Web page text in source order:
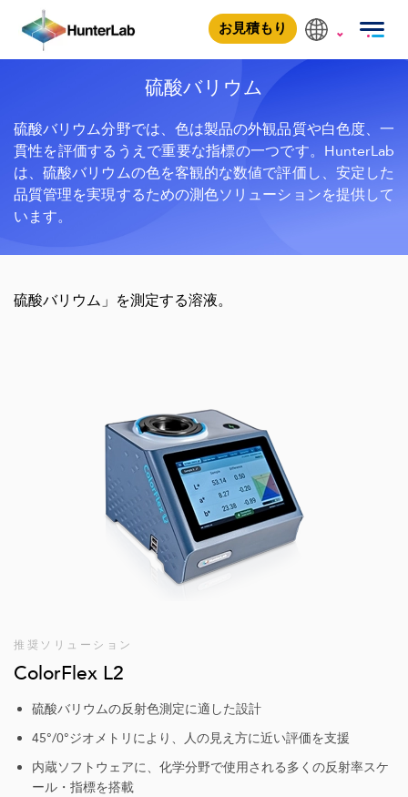
お見積もり
BaS04（硫酸バリウム）
硫酸バリウム
硫酸バリウム分野では、色は製品の外観品質や白色度、一
貫性を評価するうえで重要な指標の一つです。HunterLab
は、硫酸バリウムの色を客観的な数値で評価し、安定した
品質管理を実現するための測色ソリューションを提供して
います。
硫酸バリウム」を測定する溶液。
推奨ソリューション
ColorFlex L2
硫酸バリウムの反射色測定に適した設計
45°/0°ジオメトリにより、人の見え方に近い評価を支援
内蔵ソフトウェアに、化学分野で使用される多くの反射率スケ
ール・指標を搭載